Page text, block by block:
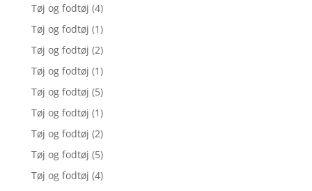
Tøj og fodtøj (4)
Tøj og fodtøj (1)
Tøj og fodtøj (2)
Tøj og fodtøj (1)
Tøj og fodtøj (5)
Tøj og fodtøj (1)
Tøj og fodtøj (2)
Tøj og fodtøj (5)
Tøj og fodtøj (4)